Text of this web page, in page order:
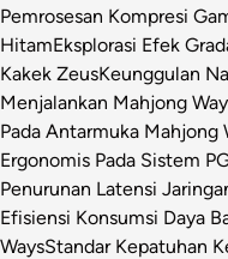
Pemrosesan Kompresi
HitamEksplorasi Efek
Kakek ZeusKeunggulan
Menjalankan Mahjong
Pada Antarmuka Mahjong
Ergonomis Pada Sistem
Penurunan Latensi
Efisiensi Konsumsi Daya
WaysStandar Kepatuhan